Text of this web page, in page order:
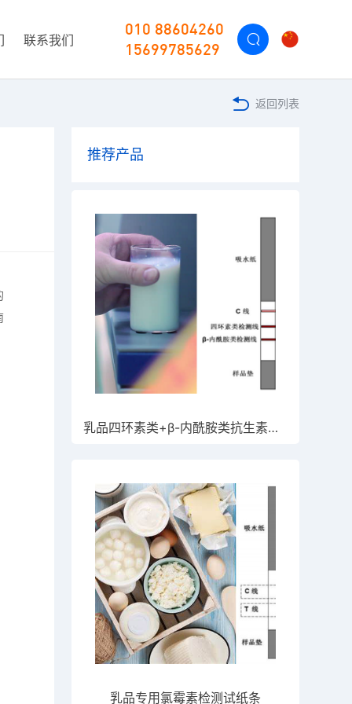
联系我们
010 88604260
15699785629
返回列表
推荐产品
乳品四环素类+β-内酰胺类抗生素检测试纸条
乳品专用氯霉素检测试纸条